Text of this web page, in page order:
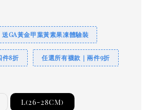
GA黃金甲葉黃素果凍體驗裝
件8折 任選所有襪款｜兩件9折
L(26-28CM)